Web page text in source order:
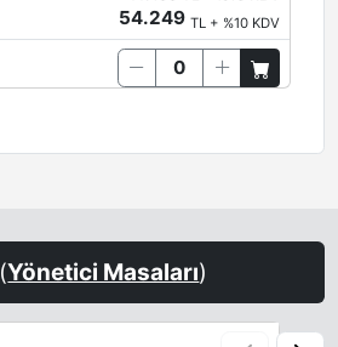
54.249TL + %10 KDV
(Yönetici Masaları)